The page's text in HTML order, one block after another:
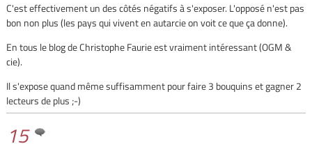
C'est effectivement un des côtés négatifs à s'exposer. L'opposé n'est pas
bon non plus (les pays qui vivent en autarcie on voit ce que ça donne).
En tous le blog de Christophe Faurie est vraiment intéressant (OGM &
cie).
Il s'expose quand même suffisamment pour faire 3 bouquins et gagner 2
lecteurs de plus ;-)
15